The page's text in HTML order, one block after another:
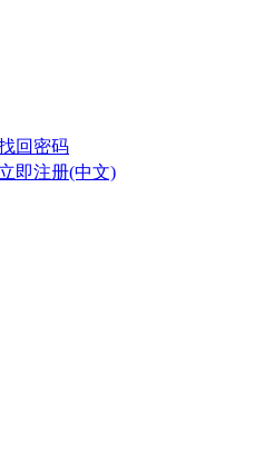
回密码
立即注册(中文)